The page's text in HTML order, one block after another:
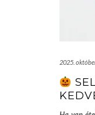
2025.